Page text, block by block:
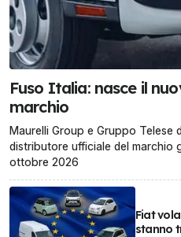
Fuso Italia: nasce il
marchio
Maurelli Group e Gruppo Telese
distributore ufficiale del marchio
ottobre 2026
Fiat
stanno